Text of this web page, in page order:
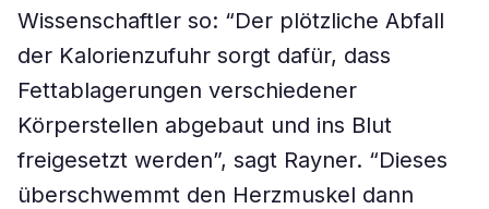
Wissenschaftler so: “Der plötzliche Abfall
der Kalorienzufuhr sorgt dafür, dass
Fettablagerungen verschiedener
Körperstellen abgebaut und ins Blut
freigesetzt werden”, sagt Rayner. “Dieses
überschwemmt den Herzmuskel dann